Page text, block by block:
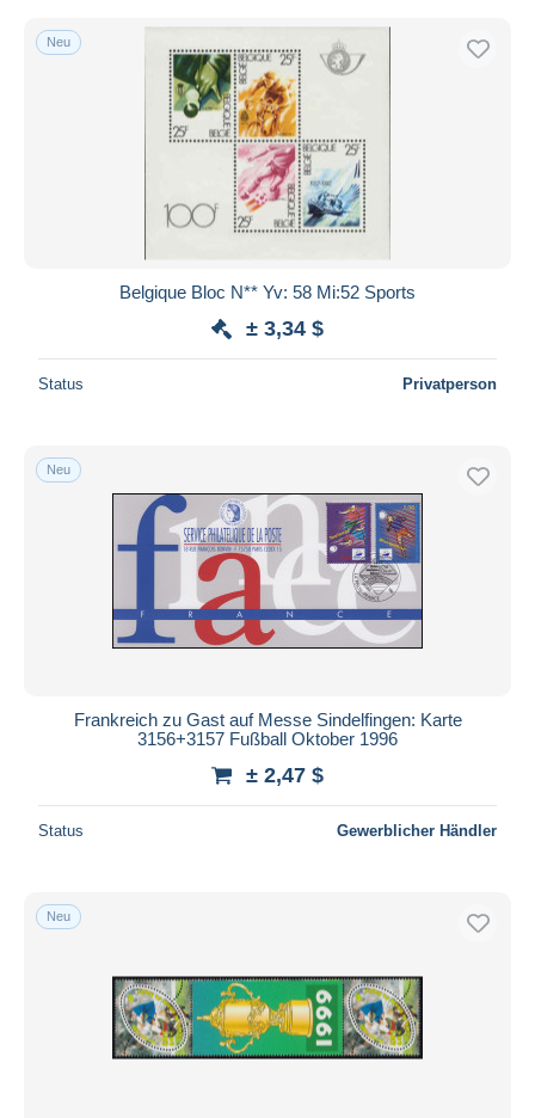
Neu
Belgique Bloc N** Yv: 58 Mi:52 Sports
± 3,34 $
Status Privatperson
Neu
Frankreich zu Gast auf Messe Sindelfingen: Karte
3156+3157 Fußball Oktober 1996
± 2,47 $
Status Gewerblicher Händler
Neu